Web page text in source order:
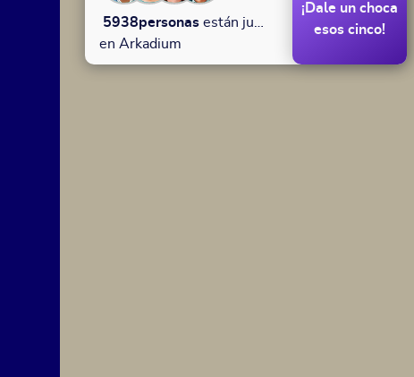
5938personas están jugando
en Arkadium
¡Dale un choca
esos cinco!